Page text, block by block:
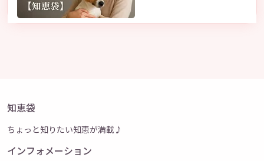
知恵袋
ちょっと知りたい知恵が満載♪
インフォメーション